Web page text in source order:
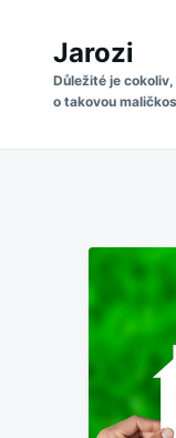
content
for:
Jarozi
Důležité je
o takovou